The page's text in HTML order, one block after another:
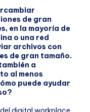
de gran
en la mayoría de
o una red
archivos con
de gran tamaño.
a
al menos
puede ayudar